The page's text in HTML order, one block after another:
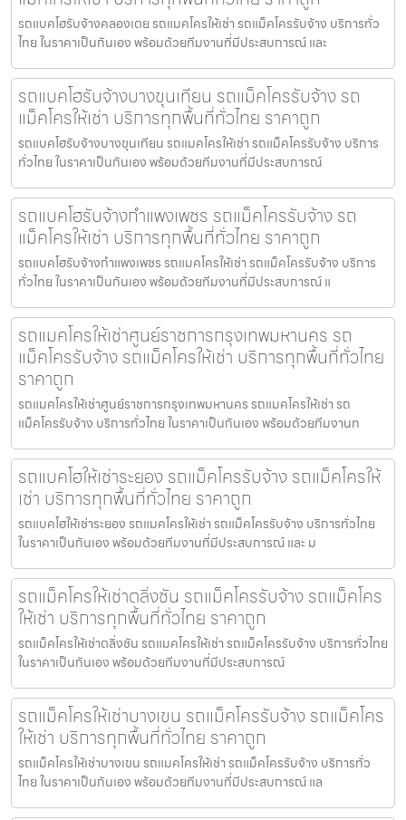
รถแบคโฮรับจ้างคลองเตย รถแมคโครให้เช่า รถแม็คโครรับจ้าง บริการทั่ว
ไทย ในราคาเป็นกันเอง พร้อมด้วยทีมงานที่มีประสบการณ์ และ
รถแบคโฮรับจ้างบางขุนเทียน รถแม็คโครรับจ้าง รถ
แม็คโครให้เช่า บริการทุกพื้นที่ทั่วไทย ราคาถูก
รถแบคโฮรับจ้างบางขุนเทียน รถแมคโครให้เช่า รถแม็คโครรับจ้าง บริการ
ทั่วไทย ในราคาเป็นกันเอง พร้อมด้วยทีมงานที่มีประสบการณ์
รถแบคโฮรับจ้างกำแพงเพชร รถแม็คโครรับจ้าง รถ
แม็คโครให้เช่า บริการทุกพื้นที่ทั่วไทย ราคาถูก
รถแบคโฮรับจ้างกำแพงเพชร รถแมคโครให้เช่า รถแม็คโครรับจ้าง บริการ
ทั่วไทย ในราคาเป็นกันเอง พร้อมด้วยทีมงานที่มีประสบการณ์ แ
รถแมคโครให้เช่าศูนย์ราชการกรุงเทพมหานคร รถ
แม็คโครรับจ้าง รถแม็คโครให้เช่า บริการทุกพื้นที่ทั่วไทย
ราคาถูก
รถแมคโครให้เช่าศูนย์ราชการกรุงเทพมหานคร รถแมคโครให้เช่า รถ
แม็คโครรับจ้าง บริการทั่วไทย ในราคาเป็นกันเอง พร้อมด้วยทีมงานท
รถแบคโฮให้เช่าระยอง รถแม็คโครรับจ้าง รถแม็คโครให้
เช่า บริการทุกพื้นที่ทั่วไทย ราคาถูก
รถแบคโฮให้เช่าระยอง รถแมคโครให้เช่า รถแม็คโครรับจ้าง บริการทั่วไทย
ในราคาเป็นกันเอง พร้อมด้วยทีมงานที่มีประสบการณ์ และ ม
รถแม็คโครให้เช่าตลิ่งชัน รถแม็คโครรับจ้าง รถแม็คโคร
ให้เช่า บริการทุกพื้นที่ทั่วไทย ราคาถูก
รถแม็คโครให้เช่าตลิ่งชัน รถแมคโครให้เช่า รถแม็คโครรับจ้าง บริการทั่วไทย
ในราคาเป็นกันเอง พร้อมด้วยทีมงานที่มีประสบการณ์
รถแม็คโครให้เช่าบางเขน รถแม็คโครรับจ้าง รถแม็คโคร
ให้เช่า บริการทุกพื้นที่ทั่วไทย ราคาถูก
รถแม็คโครให้เช่าบางเขน รถแมคโครให้เช่า รถแม็คโครรับจ้าง บริการทั่ว
ไทย ในราคาเป็นกันเอง พร้อมด้วยทีมงานที่มีประสบการณ์ แล